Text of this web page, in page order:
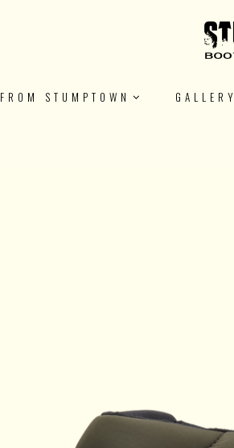
FROM STUMPTOWN GALLERY